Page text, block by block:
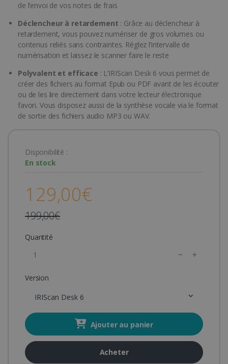
de l’envoi de vos notes de frais
Déclencheur à retardement : Grâce au déclencheur à
retardement, vous pouvez numériser de gros volumes ou
contenus reliés sans contraintes. Réglez l’intervalle de
numérisation et laissez le scanner faire le reste
Polyvalent et efficace : L’IRIScan Desk 6 vous permet de
créer des fichiers au format Epub ou PDF avant de les écouter
ou de les lire directement dans votre lecteur électronique
favori. Vous disposez aussi de la synthèse vocale via le format
de sortie des fichiers audio MP3 ou WAV.
Disponibilité :
En stock
129,00€
199,00€
Quantité
Version
IRIScan Desk 6
Ajouter au panier
Acheter